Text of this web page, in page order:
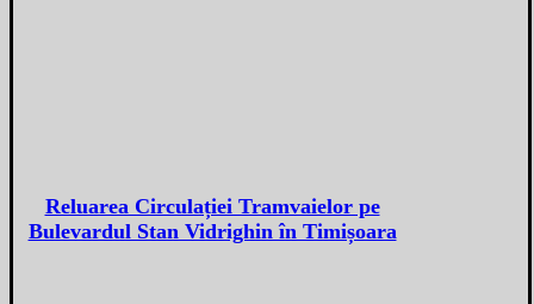
Reluarea Circulației Tramvaielor pe
Bulevardul Stan Vidrighin în Timișoara